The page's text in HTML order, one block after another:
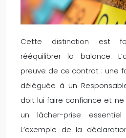
Cette distinction est
rééquilibrer la balance.
preuve de ce contrat : une
déléguée à un
doit lui faire confiance et ne
un lâcher-prise
L’exemple de la